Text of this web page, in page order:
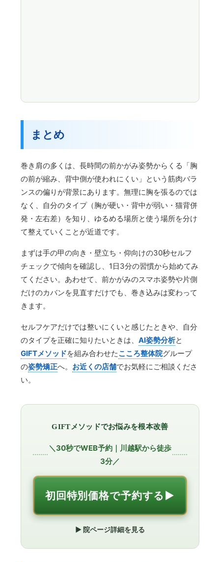
まとめ
巻き肩の多くは、長時間の前かがみ姿勢からくる「胸
の前が縮み、背中側が使われにくい」という筋肉バラ
ンスの偏りが背景にあります。無理に胸を張るのでは
なく、自分のタイプ（胸が硬い・背中が弱い・猫背併
発・左右差）を知り、ゆるめる場所と使う場所を分け
て整えていくことが近道です。
まずは手の甲の向き・壁立ち・仰向けの30秒セルフ
チェックで傾向を確認し、1日3分の習慣から始めてみ
てください。あわせて、前かがみのスマホ姿勢や片側
だけのカバンを見直すだけでも、巻き込みは変わって
きます。
セルフケアだけでは整いにくいと感じたときや、自分
のタイプを正確に知りたいときは、AI姿勢分析と
GIFTメソッドを組み合わせたこころ整体院グループ
の姿勢矯正へ。 お近くの店舗でお気軽にご相談くださ
い。
GIFTメソッドでお悩みを根本改善
＼30秒でWEB予約｜川越駅から徒歩
3分／
初回特別価格で予約する▶︎
▶︎ 院ページ詳細を見る